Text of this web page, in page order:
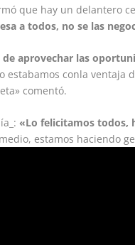
que hay un delantero
a todos, no se las
aprovechar las
estabamos conla ventaja
comentó.
«Lo felicitamos todos,
estamos haciendo